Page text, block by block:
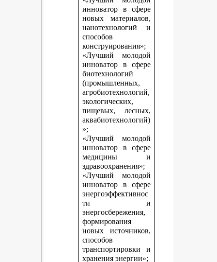
инноватор в сфере
новых материалов,
нанотехнологий и
способов
конструирования»;
«Лучший молодой
инноватор в сфере
биотехнологий
(промышленных,
агробиотехнологий,
экологических,
пищевых, лесных,
аквабиотехнологий)
»;
«Лучший молодой
инноватор в сфере
медицины и
здравоохранения»;
«Лучший молодой
инноватор в сфере
энергоэффективнос
ти и
энергосбережения,
формирования
новых источников,
способов
транспортировки и
хранения энергии»;